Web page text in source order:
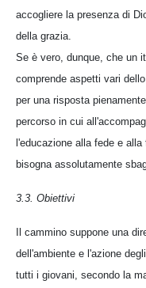
accogliere la presenza di
della grazia.
Se è vero, dunque, che un
comprende aspetti vari
per una risposta
percorso in cui
l'educazione alla fede e
bisogna assolutamente
3.3. Obiettivi
Il cammino suppone una
dell'ambiente e l'azione
tutti i giovani, secondo la